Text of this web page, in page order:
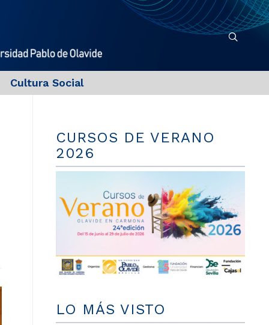
Cultura Social
CURSOS DE VERANO
2026
LO MÁS VISTO